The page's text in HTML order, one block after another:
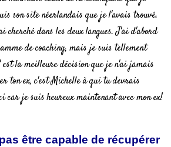
son site néerlandais que je l'avais trouvé.
cherché dans les deux langues. J'ai d'abord
de coaching, mais je suis tellement
la meilleure décision que je n'ai jamais
ton ex, c'est Michelle à qui tu devrais
car je suis heureux maintenant avec mon ex!
être capable de récupérer